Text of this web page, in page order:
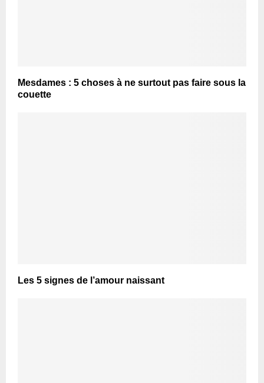
Mesdames : 5 choses à ne surtout pas faire sous la
couette
Les 5 signes de l’amour naissant